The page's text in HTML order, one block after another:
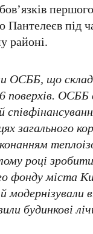
Пантелеєвпід
районі.
що
поверхів.
загального
році
фонду міста
модернізували
будинкові